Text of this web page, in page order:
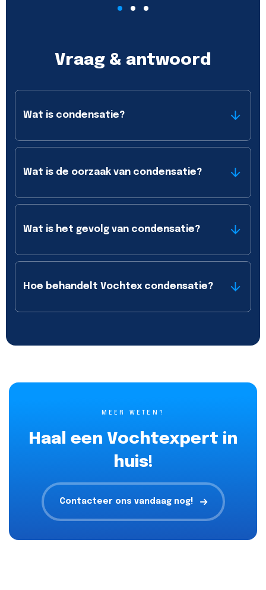
Vraag & antwoord
Wat is condensatie?
Wat is de oorzaak van condensatie?
Wat is het gevolg van condensatie?
Hoe behandelt Vochtex condensatie?
MEER WETEN?
Haal een Vochtexpert in
huis!
Contacteer ons vandaag nog!